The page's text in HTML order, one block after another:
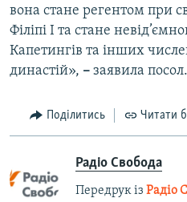
вона стане регентом при
Філіпі І та стане
Капетингів та інших
династій», – заявила посол.
Поділитись Читати
Радіо Свобода
Передрук із Радіо